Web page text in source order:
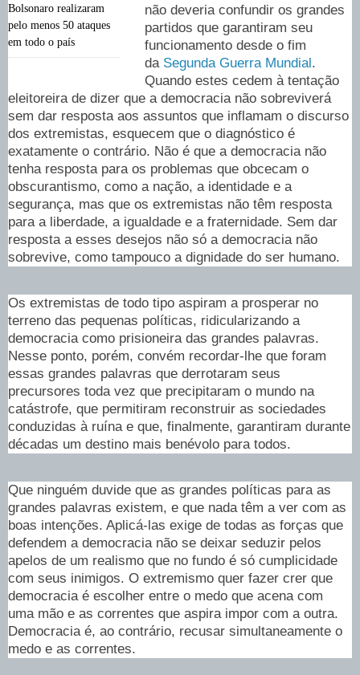
Bolsonaro realizaram
pelo menos 50 ataques
em todo o país
não deveria confundir os grandes
partidos que garantiram seu
funcionamento desde o fim
da Segunda Guerra Mundial.
Quando estes cedem à tentação
eleitoreira de dizer que a democracia não sobreviverá
sem dar resposta aos assuntos que inflamam o discurso
dos extremistas, esquecem que o diagnóstico é
exatamente o contrário. Não é que a democracia não
tenha resposta para os problemas que obcecam o
obscurantismo, como a nação, a identidade e a
segurança, mas que os extremistas não têm resposta
para a liberdade, a igualdade e a fraternidade. Sem dar
resposta a esses desejos não só a democracia não
sobrevive, como tampouco a dignidade do ser humano.
Os extremistas de todo tipo aspiram a prosperar no
terreno das pequenas políticas, ridicularizando a
democracia como prisioneira das grandes palavras.
Nesse ponto, porém, convém recordar-lhe que foram
essas grandes palavras que derrotaram seus
precursores toda vez que precipitaram o mundo na
catástrofe, que permitiram reconstruir as sociedades
conduzidas à ruína e que, finalmente, garantiram durante
décadas um destino mais benévolo para todos.
Que ninguém duvide que as grandes políticas para as
grandes palavras existem, e que nada têm a ver com as
boas intenções. Aplicá-las exige de todas as forças que
defendem a democracia não se deixar seduzir pelos
apelos de um realismo que no fundo é só cumplicidade
com seus inimigos. O extremismo quer fazer crer que
democracia é escolher entre o medo que acena com
uma mão e as correntes que aspira impor com a outra.
Democracia é, ao contrário, recusar simultaneamente o
medo e as correntes.